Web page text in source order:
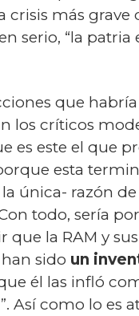
crisis más grave
serio, “la patria
que
los críticos
es este el que
esta
única- razón de
todo, sería
que la RAM y sus
sido un
él las infló
Así como lo es